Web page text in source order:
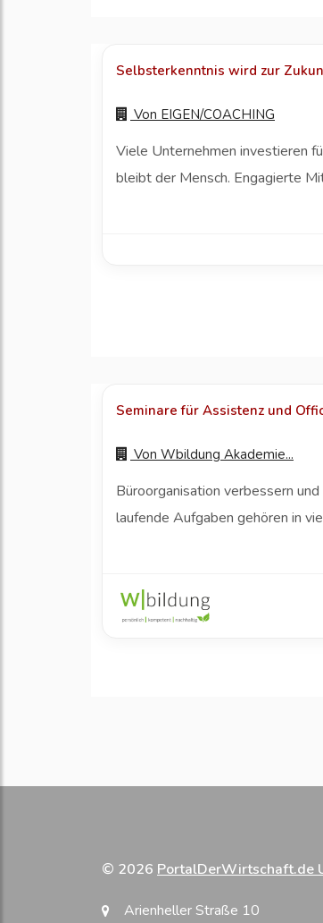
Selbsterkenntnis wird zur
Von EIGEN/COACHING
Viele Unternehmen investieren
bleibt der Mensch. Engagierte
Seminare für Assistenz und
Von Wbildung Akademie...
Büroorganisation verbessern
laufende Aufgaben gehören in
© 2026 PortalDerWirtschaft.de
Arienheller Straße 10